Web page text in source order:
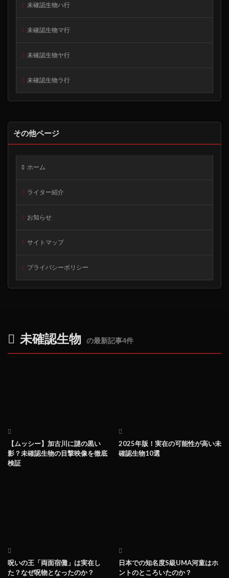
未確認生物ハ行
未確認生物マ行
未確認生物ヤ行
未確認生物ラ行
その他ページ
ホーム
ライター紹介
お知らせ
サイトマップ
プライバシーポリシー
未確認生物 の最新記事4件
【ムッシー】加古川に謎の黒い
影？未確認生物の目撃映像を徹底
検証
2025年版！実在の可能性が高い未
確認生物10選
呪いの王「両面宿儺」は実在し
た？なぜ呪物となったのか？
日本での知名度S級UMA河童はホ
ントのところいたのか？